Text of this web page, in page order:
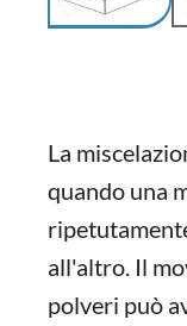
La
quando una
all'altro. Il
polveri può